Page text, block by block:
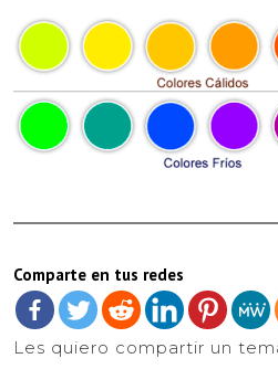
Comparte en tus redes
Les quiero compartir un